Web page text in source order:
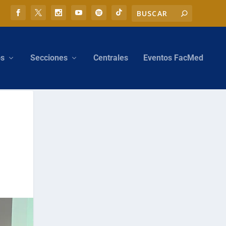
Secciones Centrales Eventos FacMed